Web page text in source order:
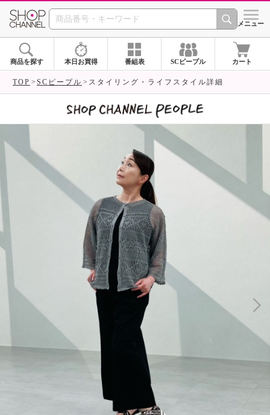
SHOP CHANNEL シメニュー
商品を探す 本日お買得 番組表 SCピープル カート
TOP SCピープル スタイリング・ライフスタイル詳細